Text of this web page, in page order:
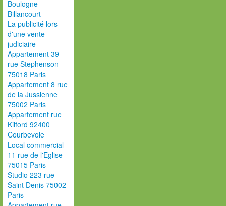
Boulogne-
Billancourt
La publicité lors
d'une vente
judiciaire
Appartement 39
rue Stephenson
75018 Paris
Appartement 8 rue
de la Jussienne
75002 Paris
Appartement rue
Kilford 92400
Courbevoie
Local commercial
11 rue de l'Eglise
75015 Paris
Studio 223 rue
Saint Denis 75002
Paris